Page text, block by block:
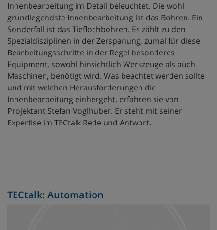
Innenbearbeitung im Detail beleuchtet. Die wohl
grundlegendste Innenbearbeitung ist das Bohren. Ein
Sonderfall ist das Tieflochbohren. Es zählt zu den
Spezialdisziplinen in der Zerspanung, zumal für diese
Bearbeitungsschritte in der Regel besonderes
Equipment, sowohl hinsichtlich Werkzeuge als auch
Maschinen, benötigt wird. Was beachtet werden sollte
und mit welchen Herausforderungen die
Innenbearbeitung einhergeht, erfahren sie von
Projektant Stefan Voglhuber. Er steht mit seiner
Expertise im TECtalk Rede und Antwort.
TECtalk: Automation